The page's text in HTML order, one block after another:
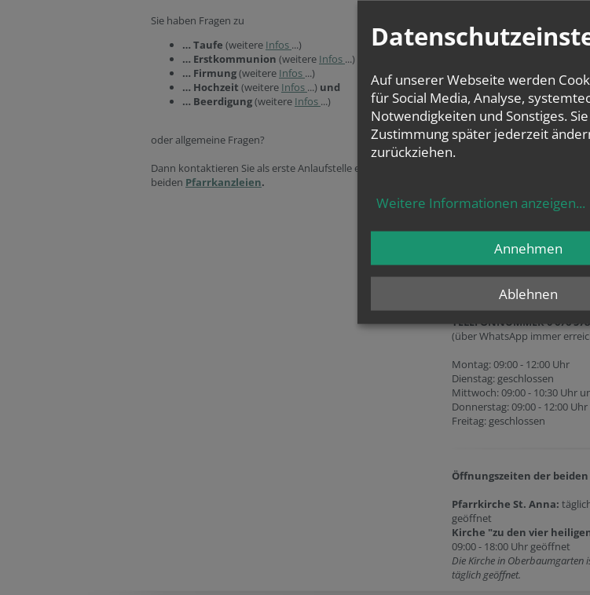
Sie haben Fragen zu
… Taufe (weitere Infos ...)
… Erstkommunion (weitere Infos ...)
… Firmung(weitere Infos ...)
… Hochzeit (weitere Infos ...) und
… Beerdigung(weitere Infos ...)
oder allgemeine Fragen?
Dann kontaktieren Sie als erste Anlaufstelle eine unserer
beiden Pfarrkanzleien.
Öffnungszeiten
(Teilgemeinde
Pachmanngasse 10, 1140 Wien
TELEFONNUMMER: 0 676
(über WhatsApp immer
Mittwoch: geschlossen
Donnerstag: geschlossen
Öffnungszeiten der
(Teilgemeinde
Hütteldorfer Straße 282-284,
TELEFONNUMMER 0 676
(über WhatsApp immer
Montag: 09:00 - 12:00 Uhr
Dienstag: geschlossen
Mittwoch: 09:00 - 10:30 Uhr
Donnerstag: 09:00 - 12:00
Freitag: geschlossen
Öffnungszeiten der
Pfarrkirche St. Anna:
geöffnet
Kirche "zu den vier
09:00 - 18:00 Uhr geöffnet
Die Kirche in Oberbaumgarten
täglich geöffnet.
Auf unserer Webseite werden
für Social Media, Analyse,
Notwendigkeiten und Sonstiges.
Zustimmung später jederzeit
zurückziehen.
Weitere Informationen anzeigen...
Ablehnen
Annehmen